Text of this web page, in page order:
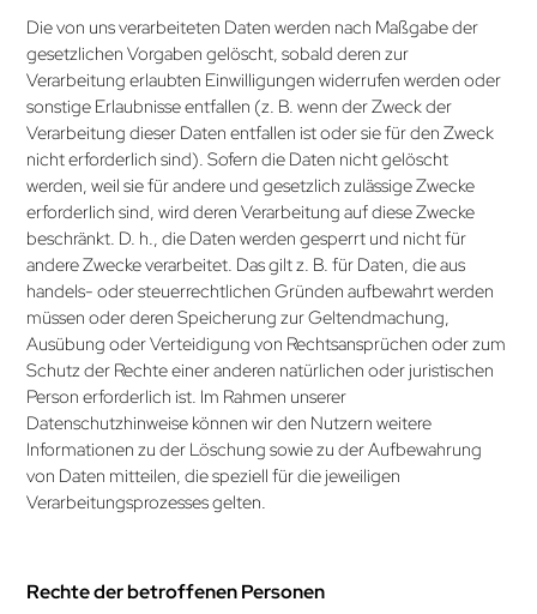
Die von uns verarbeiteten Daten werden nach Maßgabe der
gesetzlichen Vorgaben gelöscht, sobald deren zur
Verarbeitung erlaubten Einwilligungen widerrufen werden oder
sonstige Erlaubnisse entfallen (z. B. wenn der Zweck der
Verarbeitung dieser Daten entfallen ist oder sie für den Zweck
nicht erforderlich sind). Sofern die Daten nicht gelöscht
werden, weil sie für andere und gesetzlich zulässige Zwecke
erforderlich sind, wird deren Verarbeitung auf diese Zwecke
beschränkt. D. h., die Daten werden gesperrt und nicht für
andere Zwecke verarbeitet. Das gilt z. B. für Daten, die aus
handels- oder steuerrechtlichen Gründen aufbewahrt werden
müssen oder deren Speicherung zur Geltendmachung,
Ausübung oder Verteidigung von Rechtsansprüchen oder zum
Schutz der Rechte einer anderen natürlichen oder juristischen
Person erforderlich ist. Im Rahmen unserer
Datenschutzhinweise können wir den Nutzern weitere
Informationen zu der Löschung sowie zu der Aufbewahrung
von Daten mitteilen, die speziell für die jeweiligen
Verarbeitungsprozesses gelten.
Rechte der betroffenen Personen